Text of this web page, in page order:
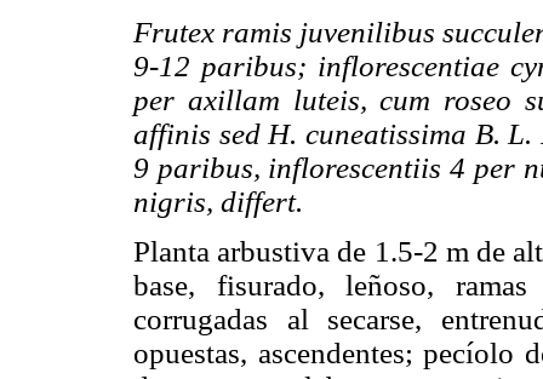
Frutex ramis juvenilibus
9-12 paribus; inflorescentiae
per axillam luteis, cum roseo
affinis sed H. cuneatissima B.
9 paribus, inflorescentiis 4 per
nigris, differt.
Planta arbustiva de 1.5-2 m de
base, fisurado, leñoso,
corrugadas al secarse,
opuestas, ascendentes;